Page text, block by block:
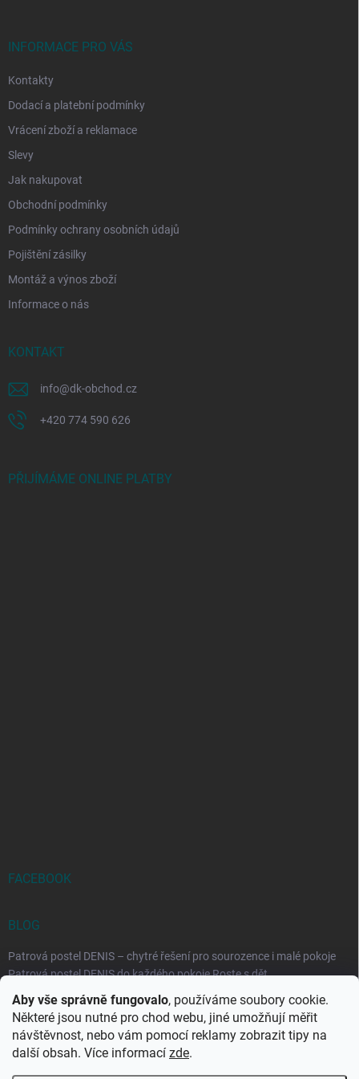
Aby vše správně fungovalo, používáme soubory cookie.
Některé jsou nutné pro chod webu, jiné umožňují měřit
návštěvnost, nebo vám pomocí reklamy zobrazit tipy na
další obsah. Více informací zde.
INFORMACE PRO VÁS
Kontakty
Dodací a platební podmínky
Vrácení zboží a reklamace
Slevy
Jak nakupovat
Obchodní podmínky
Podmínky ochrany osobních údajů
Pojištění zásilky
Montáž a výnos zboží
Informace o nás
KONTAKT
info@dk-obchod.cz
+420 774 590 626
PŘIJÍMÁME ONLINE PLATBY
FACEBOOK
BLOG
Patrová postel DENIS – chytré řešení pro sourozence i malé pokoje
Patrová postel DENIS do každého pokoje Roste s dět...
Rozkládací postele RELAX – ideální řešení pro malé prostory i
každodenní spaní
Rozkládací postel, která se přizpůsobí vašemu živo...